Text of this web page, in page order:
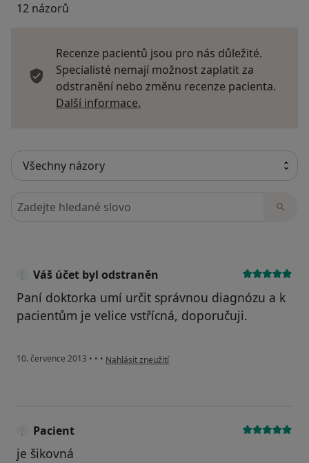
12 názorů
Recenze pacientů jsou pro nás důležité.
Specialisté nemají možnost zaplatit za
odstranění nebo změnu recenze pacienta.
Další informace.
Hledejte v názorech
Váš účet byl odstraněn
Paní doktorka umí určit správnou diagnózu a k
pacientům je velice vstřícná, doporučuji.
10. července 2013 • • • podle názoru uživatele Váš účet byl odstraněn
Nahlásit zneužití
Pacient
je šikovná